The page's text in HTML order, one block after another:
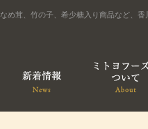
なめ茸、竹の子、希少糖入り商品など、香